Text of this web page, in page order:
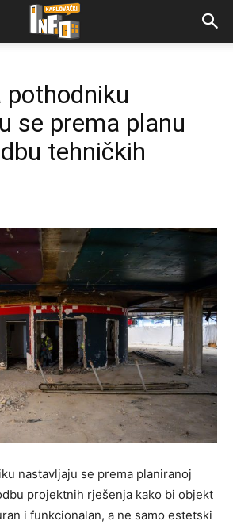
pothodniku
se prema planu
tehničkih
nastavljaju se prema planiranoj
projektnih rješenja kako bi objekt
i funkcionalan, a ne samo estetski